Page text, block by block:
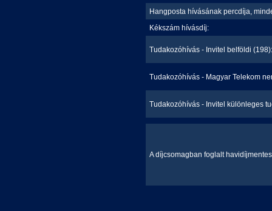
Hangposta hívásának percdíja,
Kékszám hívásdíj:
Tudakozóhívás - Invitel belföldi (198):
Tudakozóhívás - Magyar Telekom
Tudakozóhívás - Invitel különleges
A díjcsomagban foglalt